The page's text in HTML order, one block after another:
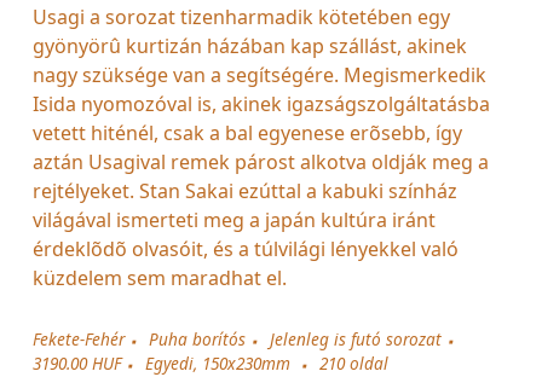
Usagi a sorozat tizenharmadik kötetében egy
gyönyörû kurtizán házában kap szállást, akinek
nagy szüksége van a segítségére. Megismerkedik
Isida nyomozóval is, akinek igazságszolgáltatásba
vetett hiténél, csak a bal egyenese erõsebb, így
aztán Usagival remek párost alkotva oldják meg a
rejtélyeket. Stan Sakai ezúttal a kabuki színház
világával ismerteti meg a japán kultúra iránt
érdeklõdõ olvasóit, és a túlvilági lényekkel való
küzdelem sem maradhat el.
Fekete-Fehér Puha borítós
Jelenleg is futó sorozat
3190.00 HUF
Egyedi, 150x230mm 210oldal